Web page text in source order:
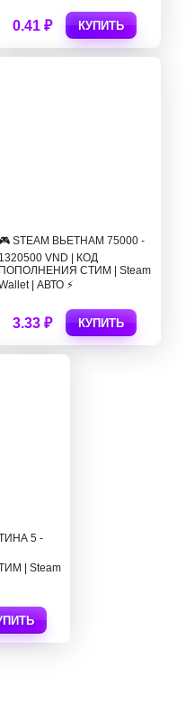
0.41 ₽ КУПИТЬ
🎮 STEAM ВЬЕТНАМ 75000 -
1320500 VND | КОД
ПОПОЛНЕНИЯ СТИМ | Steam
| АВТО ⚡
3.33 ₽ КУПИТЬ
5 -
| Steam